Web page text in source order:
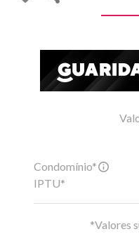
Condomínio*
IPTU*
*Valores